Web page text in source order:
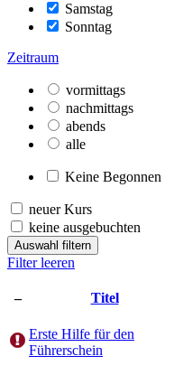
Samstag
Sonntag
Zeitraum
vormittags
nachmittags
abends
alle
Keine Begonnen
neuer Kurs
keine ausgebuchten
Auswahl filtern
Filter leeren
– Titel
Erste Hilfe für den
Führerschein